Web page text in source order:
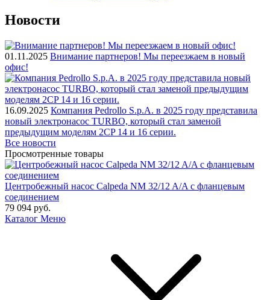
Новости
01.11.2025 Внимание партнеров! Мы переезжаем в новый
офис!
16.09.2025 Компания Pedrollo S.p.A. в 2025 году представила
новый электронасос TURBO, который стал заменой
предыдущим моделям 2CP 14 и 16 серии.
Все новости
Просмотренные товары
Центробежный насос Calpeda NM 32/12 A/A с фланцевым
соединением
79 094 руб.
Каталог Меню